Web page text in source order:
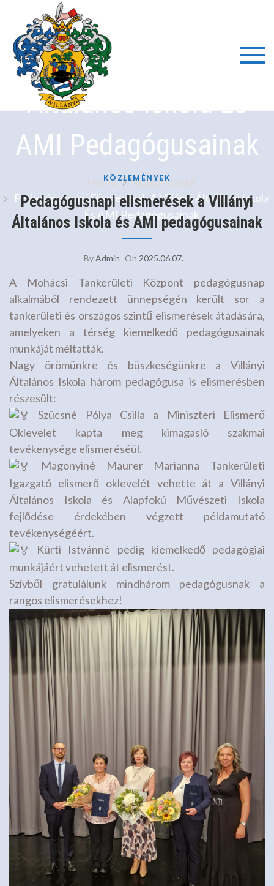
content
Villányi
Iskola
Iskola
Pedagógusnapi
Elismerések A Villányi
Általános Iskola És
AMI Pedagógusainak
Home
Közlemények
Pedagógusnapi Elismerések A Villányi Általános Iskola
És AMI Pedagógusainak
KÖZLEMÉNYEK
Pedagógusnapi elismerések a Villányi
Általános Iskola és AMI pedagógusainak
ByAdmin On 2025.06.07.
A Mohácsi Tankerületi Központ pedagógusnap
alkalmából rendezett ünnepségén került sor a
tankerületi és országos szintű elismerések átadására,
amelyeken a térség kiemelkedő pedagógusainak
munkáját méltatták.
Nagy örömünkre és büszkeségünkre a Villányi
Általános Iskola három pedagógusa is elismerésben
részesült:
Szücsné Pólya Csilla a Miniszteri Elismerő
Oklevelet kapta meg kimagasló szakmai
tevékenysége elismeréséül.
Magonyiné Maurer Marianna Tankerületi
Igazgató elismerő oklevelét vehette át a Villányi
Általános Iskola és Alapfokú Művészeti Iskola
fejlődése érdekében végzett példamutató
tevékenységéért.
Kürti Istvánné pedig kiemelkedő pedagógiai
munkájáért vehetett át elismerést.
Szívből gratulálunk mindhárom pedagógusnak a
rangos elismerésekhez!